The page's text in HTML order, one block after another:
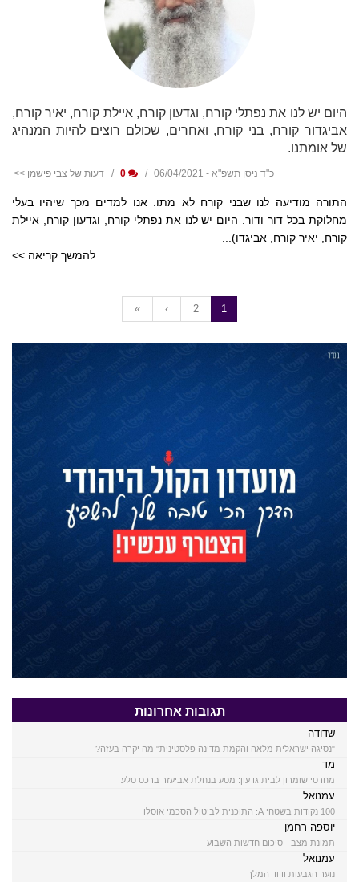
היום יש לנו את נפתלי קורח, וגדעון קורח, איילת קורח, יאיר קורח,
אביגדור קורח, בני קורח, ואחרים, שכולם רוצים להיות המנהיג
של אומתנו.
כ"ד ניסן תשפ"א - 06/04/2021 דעות של צבי פישמן >>
התורה מודיעה לנו שבני קורח לא מתו. אנו למדים מכך שיהיו בעלי
מחלוקת בכל דור ודור. היום יש לנו את נפתלי קורח, וגדעון קורח, איילת
קורח, יאיר קורח, אביגדו)...
להמשך קריאה >>
1
2
‹
«
תגובות אחרונות
שדודה
"נסיגה ישראלית מלאה והקמת מדינה פלסטינית" מה יקרה בעזה?
מד
מחרסי שומרון לבית גדעון: מסע בנחלת אביעזר ברכס סלע
עמנואל
100 נקודות בשטחי A: התוכנית לביטול הסכמי אוסלו
יוספה רחמן
תמונת מצב - סיכום חדשות השבוע
עמנואל
נוער הגבעות ודוד המלך